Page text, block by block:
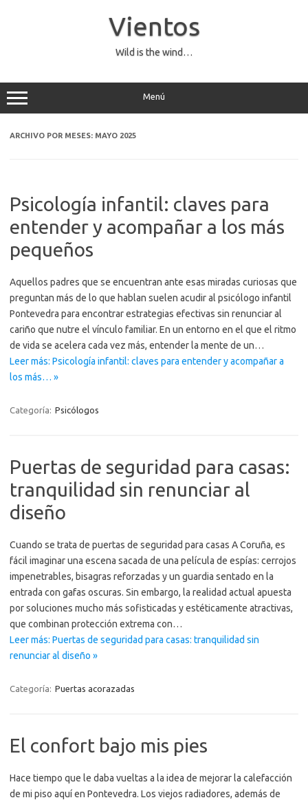
Vientos
Wild is the wind…
Menú
ARCHIVO POR MESES: MAYO 2025
Psicología infantil: claves para
entender y acompañar a los más
pequeños
Aquellos padres que se encuentran ante esas miradas curiosas que
preguntan más de lo que hablan suelen acudir al psicólogo infantil
Pontevedra para encontrar estrategias efectivas sin renunciar al
cariño que nutre el vínculo familiar. En un entorno en el que el ritmo
de vida se acelera cada vez más, entender la mente de un…
Leer más: Psicología infantil: claves para entender y acompañar a
los más… »
Categoría: Psicólogos
Puertas de seguridad para casas:
tranquilidad sin renunciar al
diseño
Cuando se trata de puertas de seguridad para casas A Coruña, es
fácil imaginar una escena sacada de una película de espías: cerrojos
impenetrables, bisagras reforzadas y un guardia sentado en la
entrada con gafas oscuras. Sin embargo, la realidad actual apuesta
por soluciones mucho más sofisticadas y estéticamente atractivas,
que combinan protección extrema con…
Leer más: Puertas de seguridad para casas: tranquilidad sin
renunciar al diseño »
Categoría: Puertas acorazadas
El confort bajo mis pies
Hace tiempo que le daba vueltas a la idea de mejorar la calefacción
de mi piso aquí en Pontevedra. Los viejos radiadores, además de